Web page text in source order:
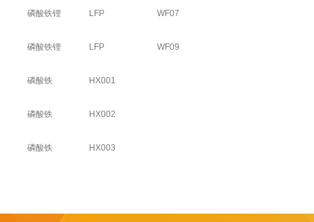
磷酸铁锂 LFP WF07
磷酸铁锂 LFP WF09
磷酸铁 HX001
磷酸铁 HX002
磷酸铁 HX003